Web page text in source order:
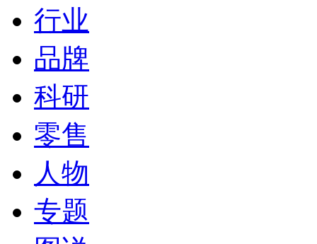
行业
品牌
科研
零售
人物
专题